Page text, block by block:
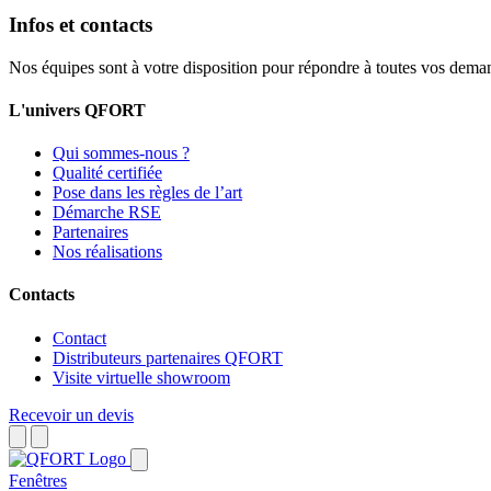
Infos et contacts
Nos équipes sont à votre disposition pour répondre à toutes vos
L'univers QFORT
Qui sommes-nous ?
Qualité certifiée
Pose dans les règles de l’art
Démarche RSE
Partenaires
Nos réalisations
Contacts
Contact
Distributeurs partenaires QFORT
Visite virtuelle showroom
Recevoir un devis
Fenêtres